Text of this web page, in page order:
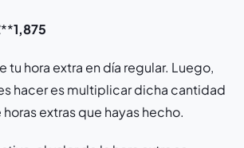
1,875
tu hora extra en día regular. Luego,
hacer es multiplicar dicha cantidad
extras que hayas hecho.